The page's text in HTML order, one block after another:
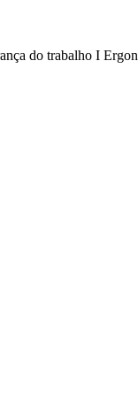
do trabalho I